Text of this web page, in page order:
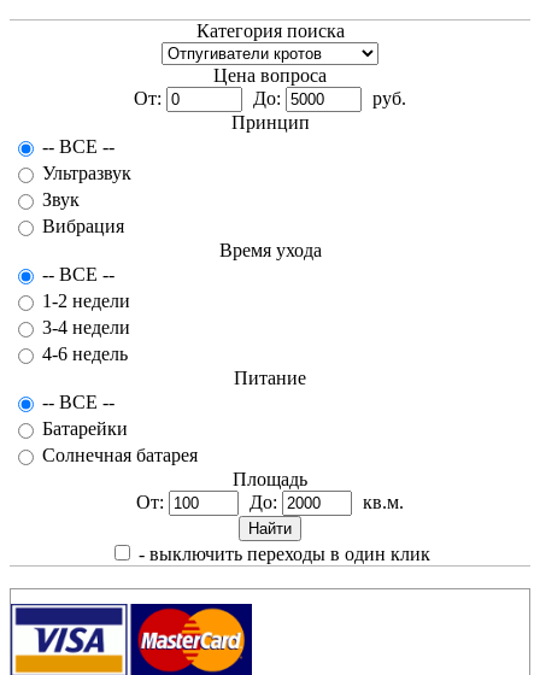
Категория поиска
Цена вопроса
От:
До:
руб.
Принцип
-- ВСЕ --
Ультразвук
Звук
Вибрация
Время ухода
-- ВСЕ --
1-2 недели
3-4 недели
4-6 недель
Питание
-- ВСЕ --
Батарейки
Солнечная батарея
Площадь
От:
До: кв.м.
- выключить переходы в один клик